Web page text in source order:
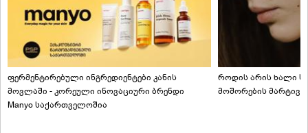
ფერმენტირებული ინგრედიენტები კანის
მოვლაში - კორეული ინოვაციური ბრენდი
Manyo საქართველოშია
როდის არის ხალი
მოშორების